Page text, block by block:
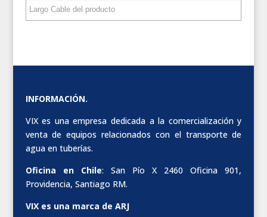
INFORMACIÓN.
VIX es una empresa dedicada a la comercialización y
venta de equipos relacionados con el transporte de
agua en tuberías.
Oficina en Chile: San Pío X 2460 Oficina 901,
Providencia, Santiago RM.
VIX es una marca de ARJ